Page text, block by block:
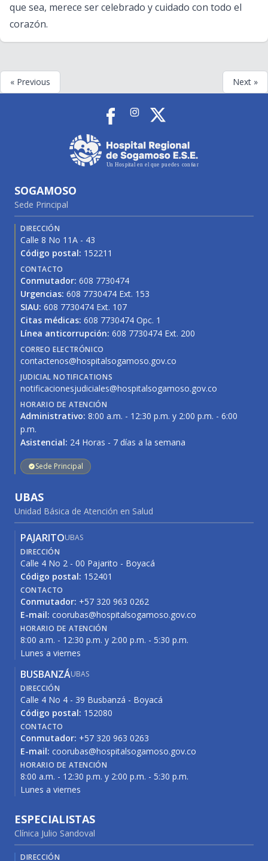
que sea, merece ser celebrado y cuidado con todo el
corazón.
« Previous Next »
SOGAMOSO
Sede Principal
DIRECCIÓN
Calle 8 No 11A - 43
Código postal: 152211
CONTACTO
Conmutador: 608 7730474
Urgencias: 608 7730474 Ext. 153
SIAU: 608 7730474 Ext. 107
Citas médicas: 608 7730474 Opc. 1
Línea anticorrupción: 608 7730474 Ext. 200
CORREO ELECTRÓNICO
contactenos@hospitalsogamoso.gov.co
JUDICIAL NOTIFICATIONS
notificacionesjudiciales@hospitalsogamoso.gov.co
HORARIO DE ATENCIÓN
Administrativo: 8:00 a.m. - 12:30 p.m. y 2:00 p.m. - 6:00
p.m.
Asistencial: 24 Horas - 7 días a la semana
Sede Principal
UBAS
Unidad Básica de Atención en Salud
PAJARITOUBAS
DIRECCIÓN
Calle 4 No 2 - 00 Pajarito - Boyacá
Código postal: 152401
CONTACTO
Conmutador: +57 320 963 0262
E-mail: coorubas@hospitalsogamoso.gov.co
HORARIO DE ATENCIÓN
8:00 a.m. - 12:30 p.m. y 2:00 p.m. - 5:30 p.m.
Lunes a viernes
BUSBANZÁUBAS
DIRECCIÓN
Calle 4 No 4 - 39 Busbanzá - Boyacá
Código postal: 152080
CONTACTO
Conmutador: +57 320 963 0263
E-mail: coorubas@hospitalsogamoso.gov.co
HORARIO DE ATENCIÓN
8:00 a.m. - 12:30 p.m. y 2:00 p.m. - 5:30 p.m.
Lunes a viernes
ESPECIALISTAS
Clínica Julio Sandoval
DIRECCIÓN